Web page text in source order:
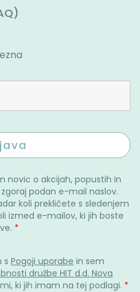
novic o akcijah, popustih in
podan e-mail naslov.
koli prekličete s sledenjem
izmed e-mailov, ki jih boste
*
s Pogoji uporabe in sem
družbe HIT d.d. Nova
ki jih imam na tej podlagi. *